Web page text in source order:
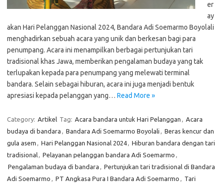
er
ay
akan Hari Pelanggan Nasional 2024, Bandara Adi Soemarmo Boyolali
menghadirkan sebuah acara yang unik dan berkesan bagi para
penumpang. Acara ini menampilkan berbagai pertunjukan tari
tradisional khas Jawa, memberikan pengalaman budaya yang tak
terlupakan kepada para penumpang yang melewati terminal
bandara. Selain sebagai hiburan, acara ini juga menjadi bentuk
apresiasi kepada pelanggan yang… Read More »
Category: Artikel Tag: Acara bandara untuk Hari Pelanggan , Acara
budaya di bandara , Bandara Adi Soemarmo Boyolali , Beras kencur dan
gula asem , Hari Pelanggan Nasional 2024, Hiburan bandara dengan tari
tradisional, Pelayanan pelanggan bandara Adi Soemarmo ,
Pengalaman budaya di bandara , Pertunjukan tari tradisional di Bandara
Adi Soemarmo , PT Angkasa Pura I Bandara Adi Soemarmo , Tari